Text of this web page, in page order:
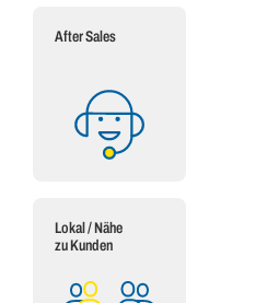
After Sales
Lokal / Nähe
zu Kunden